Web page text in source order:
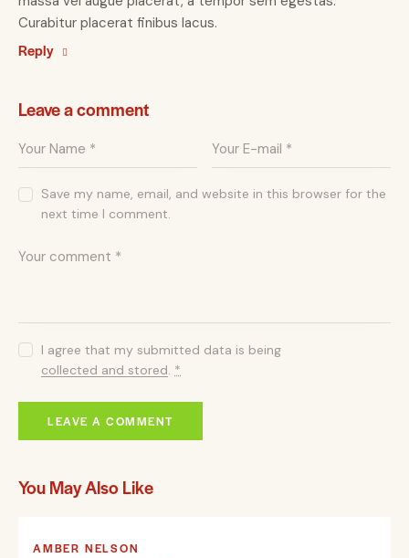
Curabitur placerat finibus lacus.
Reply
Leave a comment
Save my name, email, and website in this browser for the
next time I comment.
I agree that my submitted data is being
collected and stored. *
You May Also Like
AMBER NELSON